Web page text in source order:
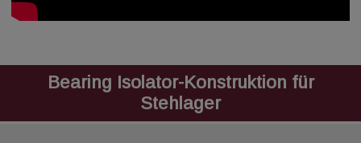
Bearing Isolator-Konstruktion für
Stehlager